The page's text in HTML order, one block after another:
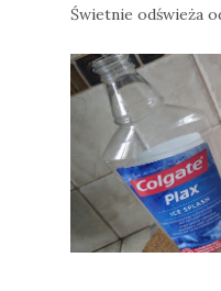
Świetnie odświeża